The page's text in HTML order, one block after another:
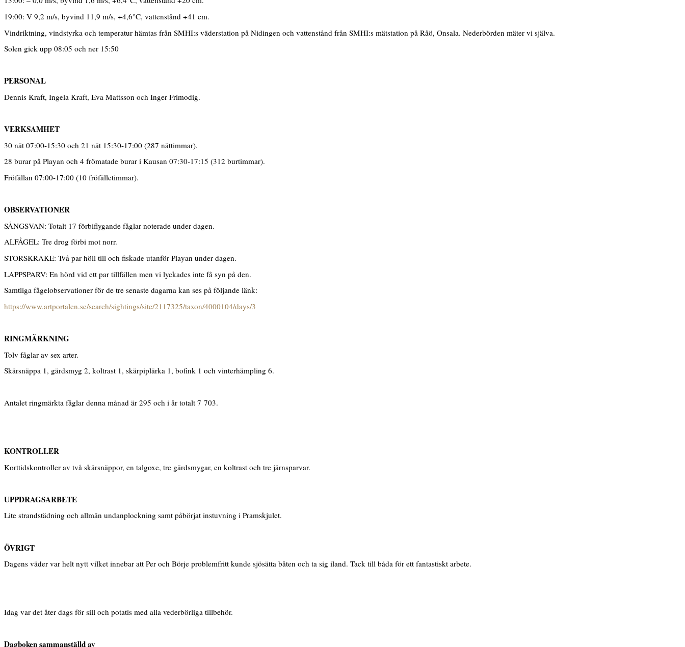
19:00: V 9,2 m/s, byvind 11,9 m/s, +4,6°C, vattenstånd +41 cm.
Vindriktning, vindstyrka och temperatur hämtas från SMHI:s väderstation på Nidingen och vattenstånd från SMHI:s mätstation på Råö, Onsala. Nederbörden mäter vi själva.
Solen gick upp 08:05 och ner 15:50
PERSONAL
Dennis Kraft, Ingela Kraft, Eva Mattsson och Inger Frimodig.
VERKSAMHET
30 nät 07:00-15:30 och 21 nät 15:30-17:00 (287 nättimmar).
28 burar på Playan och 4 frömatade burar i Kausan 07:30-17:15 (312 burtimmar).
Fröfällan 07:00-17:00 (10 fröfälletimmar).
OBSERVATIONER
SÅNGSVAN: Totalt 17 förbiflygande fåglar noterade under dagen.
ALFÅGEL: Tre drog förbi mot norr.
STORSKRAKE: Två par höll till och fiskade utanför Playan under dagen.
LAPPSPARV: En hörd vid ett par tillfällen men vi lyckades inte få syn på den.
Samtliga fågelobservationer för de tre senaste dagarna kan ses på följande länk:
https://www.artportalen.se/search/sightings/site/2117325/taxon/4000104/days/3
RINGMÄRKNING
Tolv fåglar av sex arter.
Skärsnäppa 1, gärdsmyg 2, koltrast 1, skärpiplärka 1, bofink 1 och vinterhämpling 6.
Antalet ringmärkta fåglar denna månad är 295 och i år totalt 7 703.
KONTROLLER
Korttidskontroller av två skärsnäppor, en talgoxe, tre gärdsmygar, en koltrast och tre järnsparvar.
UPPDRAGSARBETE
Lite strandstädning och allmän undanplockning samt påbörjat instuvning i Pramskjulet.
ÖVRIGT
Dagens väder var helt nytt vilket innebar att Per och Börje problemfritt kunde sjösätta båten och ta sig iland. Tack till båda för ett fantastiskt arbete.
Idag var det åter dags för sill och potatis med alla vederbörliga tillbehör.
Dagboken sammanställd av